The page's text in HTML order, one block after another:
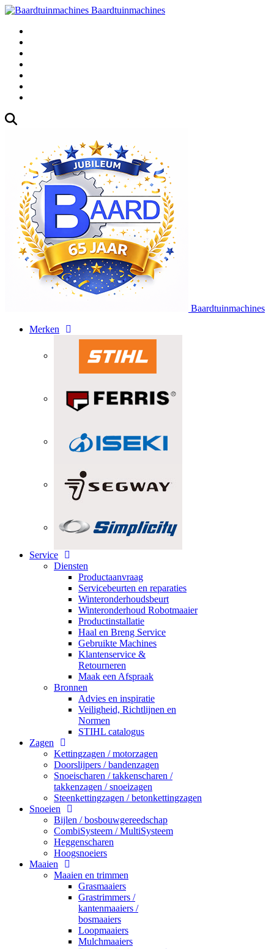
Baardtuinmachines
Baardtuinmachines
Merken
Service
Diensten
Productaanvraag
Servicebeurten en reparaties
Winteronderhoudsbeurt
Winteronderhoud Robotmaaier
Productinstallatie
Haal en Breng Service
Gebruikte Machines
Klantenservice &
Retourneren
Maak een Afspraak
Bronnen
Advies en inspiratie
Veiligheid, Richtlijnen en
Normen
STIHL catalogus
Zagen
Kettingzagen / motorzagen
Doorslijpers / bandenzagen
Snoeischaren / takkenscharen /
takkenzagen / snoeizagen
Steenkettingzagen / betonkettingzagen
Snoeien
Bijlen / bosbouwgereedschap
CombiSysteem / MultiSysteem
Heggenscharen
Hoogsnoeiers
Maaien
Maaien en trimmen
Grasmaaiers
Grastrimmers /
kantenmaaiers /
bosmaaiers
Loopmaaiers
Mulchmaaiers